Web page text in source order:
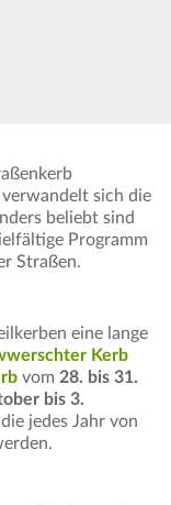
verwandelt sich die
beliebt sind
Programm
Straßen.
eine lange
Kerb
vom 28. bis 31.
bis 3.
jedes Jahr von